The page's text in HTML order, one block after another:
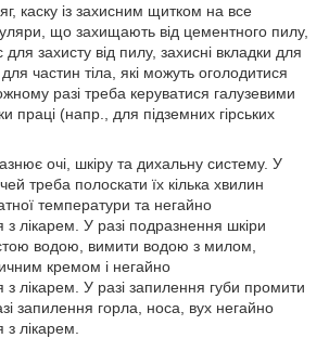
каску із захисним щитком на все
що захищають від цементного пилу,
для захисту від пилу, захисні вкладки для
частин тіла, які можуть оголодитися
разі треба керуватися галузевими
праці (напр., для підземних гірських
очі, шкіру та дихальну систему. У
треба полоскати їх кілька хвилин
температури та негайно
з лікарем. У разі подразнення шкіри
водою, вимити водою з милом,
кремом і негайно
з лікарем. У разі запилення губи промити
запилення горла, носа, вух негайно
з лікарем.